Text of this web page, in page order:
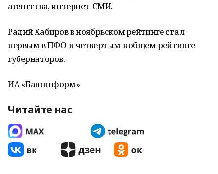
агентства, интернет-СМИ.
Радий Хабиров в ноябрьском рейтинге стал
первым в ПФО и четвертым в общем рейтинге
губернаторов.
ИА «Башинформ»
Читайте нас